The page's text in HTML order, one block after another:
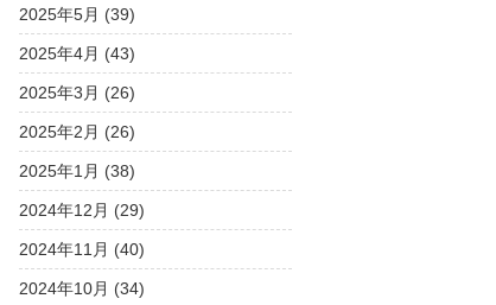
2025年5月 (39)
2025年4月 (43)
2025年3月 (26)
2025年2月 (26)
2025年1月 (38)
2024年12月 (29)
2024年11月 (40)
2024年10月 (34)